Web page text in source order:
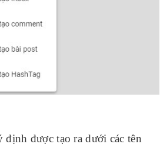
định được tạo ra dưới các tên